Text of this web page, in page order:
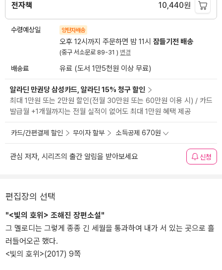
전자책 10,440원
수령예상일 양탄자배송
오후 12시까지 주문하면 밤 11시 잠들기전 배송
(중구 서소문로 89-31 ) 변경
배송료 유료 (도서 1만5천원 이상 무료)
알라딘 만권당 삼성카드, 알라딘 15% 청구 할인
최대 1만원 또는 2만원 할인(전월 30만원 또는 60만원 이용 시) / 카드
발급월 +1개월까지는 전월 실적이 없어도 최대 1만원 혜택 제공
카드/간편결제 할인 무이자 할부 소득공제 670원
관심 저자, 시리즈의 출간 알림을 받아보세요 신청
편집장의 선택
"<빛의 호위> 조해진 장편소설"
그 멜로디는 그렇게 종종 긴 세월을 통과하여 내가 서 있는 곳으로 흘
러들어오곤 했다.
<빛의 호위>(2017) 9쪽